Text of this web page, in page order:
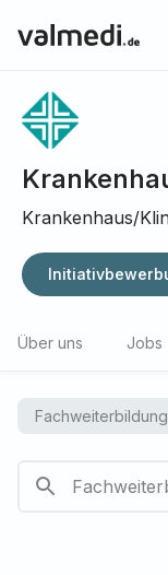
Krankenhaus/
Über uns Jobs
Fachweiterbildung